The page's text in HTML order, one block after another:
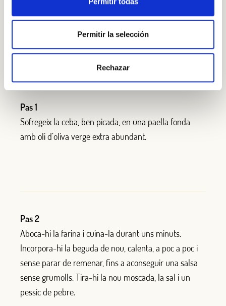
Permitir la selección
Rechazar
Afegir a la cistella
PAS A PAS
Pas 1
Sofregeix la ceba, ben picada, en una paella fonda
amb oli d’oliva verge extra abundant.
Pas 2
Aboca-hi la farina icuina-la durant uns minuts.
Incorpora-hi la beguda de nou calenta a poc a poc i
sense parar de remenar, fins a aconseguir una salsa
sense grumolls.Tira-hi la nou moscada, la sal i un
pessic de pebre.